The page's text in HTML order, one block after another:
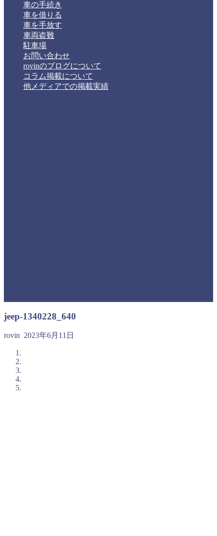
車の手続き
車を借りる
車を手放す
車両盗難
駐車場
お問い合わせ
rovinのブログについて
コラム掲載について
他メディアでの掲載実績
jeep-1340228_640
rovin 2023年6月11日